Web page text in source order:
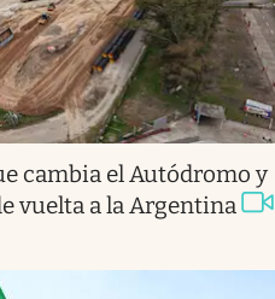
cambia el Autódromo y
vuelta a la Argentina